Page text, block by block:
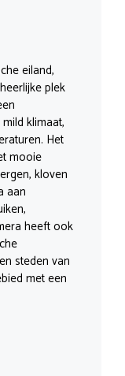
eiland,
plek
klimaat,
Het
mooie
kloven
aan
heeft ook
steden van
met een